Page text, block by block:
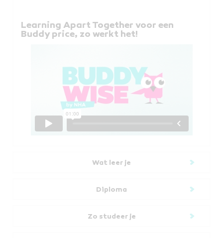
Learning Apart Together voor een
Buddy price, zo werkt het!
Wat leer je
Diploma
Zo studeer je